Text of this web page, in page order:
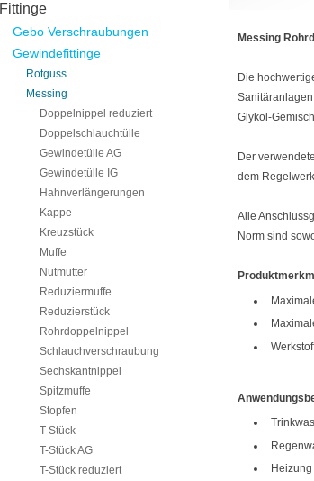
Messing
Die
Glykol-
Der
dem
Alle
Norm sind
Fittinge
Gebo Verschraubungen
Gewindefittinge
Rotguss
Messing
Doppelnippel reduziert
Doppelschlauchtülle
Gewindetülle AG
Gewindetülle IG
Hahnverlängerungen
Kappe
Kreuzstück
Muffe
Nutmutter
Reduziermuffe
Reduzierstück
Rohrdoppelnippel
Schlauchverschraubung
Sechskantnippel
Spitzmuffe
Stopfen
T-Stück
T-Stück AG
T-Stück reduziert